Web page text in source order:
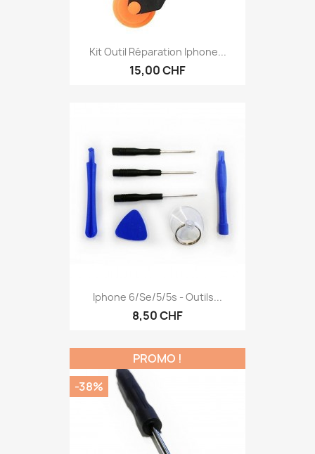
Kit Outil Réparation Iphone...
15,00 CHF
Iphone 6/se/5/5s - Outils...
8,50 CHF
PROMO !
-38%